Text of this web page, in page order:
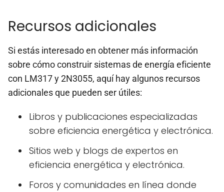
Recursos adicionales
Si estás interesado en obtener más información
sobre cómo construir sistemas de energía eficiente
con LM317 y 2N3055, aquí hay algunos recursos
adicionales que pueden ser útiles:
Libros y publicaciones especializadas
sobre eficiencia energética y electrónica.
Sitios web y blogs de expertos en
eficiencia energética y electrónica.
Foros y comunidades en línea donde